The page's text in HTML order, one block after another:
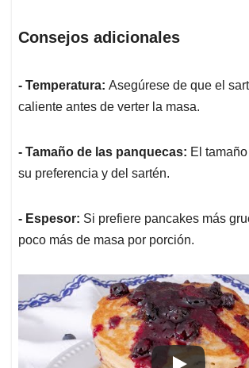
Consejos adicionales
- Temperatura: Asegúrese de que el
caliente antes de verter la masa.
- Tamaño de las panquecas: El
su preferencia y del sartén.
- Espesor: Si prefiere pancakes más
poco más de masa por porción.